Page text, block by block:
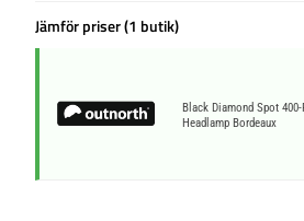
Jämför priser (1 butik)
Black Diamond Spot 400-
Headlamp Bordeaux